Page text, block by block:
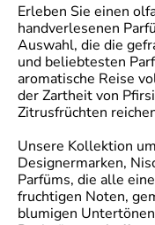
Erleben Sie einen
handverlesenen
Auswahl, die die
und beliebtesten
aromatische Reise
der Zartheit von
Zitrusfrüchten
Unsere Kollektion
Designermarken,
Parfüms, die alle
fruchtigen Noten,
blumigen